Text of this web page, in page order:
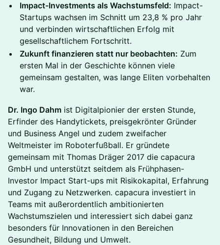
Impact-Investments als Wachstumsfeld: Impact-
Startups wachsen im Schnitt um 23,8 % pro Jahr
und verbinden wirtschaftlichen Erfolg mit
gesellschaftlichem Fortschritt.
Zukunft finanzieren statt nur beobachten: Zum
ersten Mal in der Geschichte können viele
gemeinsam gestalten, was lange Eliten vorbehalten
war.
Dr. Ingo Dahm ist Digitalpionier der ersten Stunde,
Erfinder des Handytickets, preisgekrönter Gründer
und Business Angel und zudem zweifacher
Weltmeister im Roboterfußball. Er gründete
gemeinsam mit Thomas Dräger 2017 die capacura
GmbH und unterstützt seitdem als Frühphasen-
Investor Impact Start-ups mit Risikokapital, Erfahrung
und Zugang zu Netzwerken. capacura investiert in
Teams mit außerordentlich ambitionierten
Wachstumszielen und interessiert sich dabei ganz
besonders für Innovationen in den Bereichen
Gesundheit, Bildung und Umwelt.